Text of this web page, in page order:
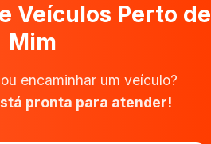
Veículos Perto de
Mim
encaminhar um veículo?
pronta para atender!